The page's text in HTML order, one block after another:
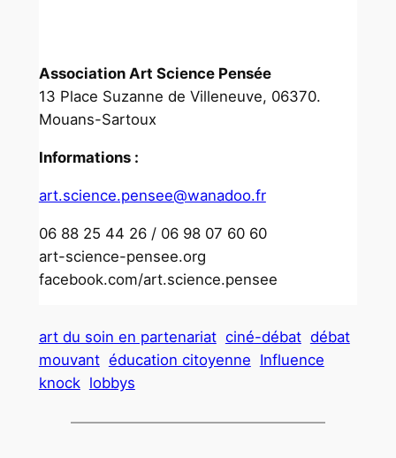
Association Art Science Pensée
13 Place Suzanne de Villeneuve, 06370.
Mouans-Sartoux
Informations :
art.science.pensee@wanadoo.fr
06 88 25 44 26 / 06 98 07 60 60
art-science-pensee.org
facebook.com/art.science.pensee
art du soin en partenariat ciné-débat débat
mouvant éducation citoyenne Influence
knock lobbys